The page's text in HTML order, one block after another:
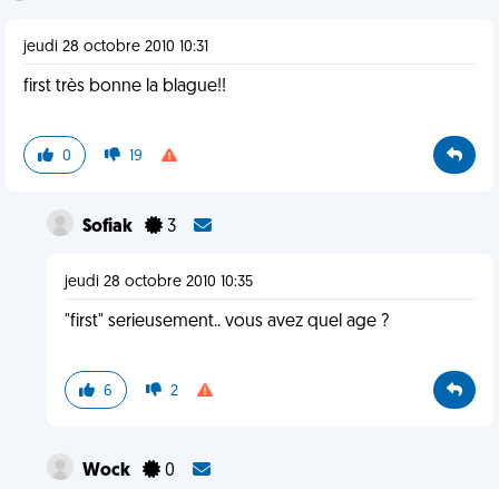
jeudi 28 octobre 2010 10:31
first très bonne la blague!!
0 19
Sofiak 3
jeudi 28 octobre 2010 10:35
"first" serieusement.. vous avez quel age ?
6 2
Wock 0